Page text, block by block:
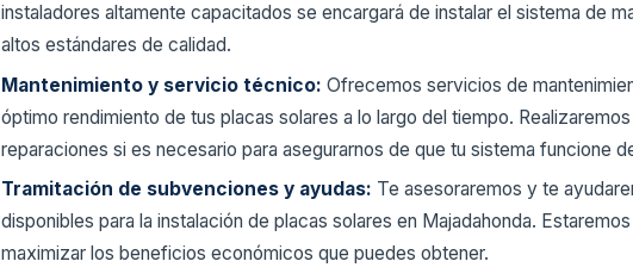
instaladores altamente capacitados se encargará de instalar el sistema de
altos estándares de calidad.
Mantenimiento y servicio técnico: Ofrecemos servicios de
óptimo rendimiento de tus placas solares a lo largo del tiempo.
reparaciones si es necesario para asegurarnos de que tu sistema funcione
Tramitación de subvenciones y ayudas: Te asesoraremos y te
disponibles para la instalación de placas solares en Majadahonda.
maximizar los beneficios económicos que puedes obtener.